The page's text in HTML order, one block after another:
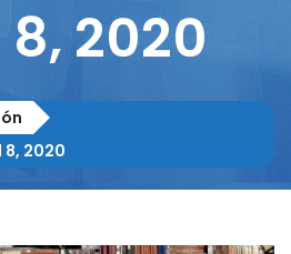
2020
8, 2020